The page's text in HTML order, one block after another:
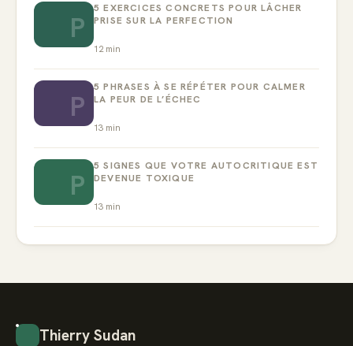
P
5 EXERCICES CONCRETS POUR LÂCHER
PRISE SUR LA PERFECTION
12 min
P
5 PHRASES À SE RÉPÉTER POUR CALMER
LA PEUR DE L’ÉCHEC
13 min
P
5 SIGNES QUE VOTRE AUTOCRITIQUE EST
DEVENUE TOXIQUE
13 min
Thierry Sudan